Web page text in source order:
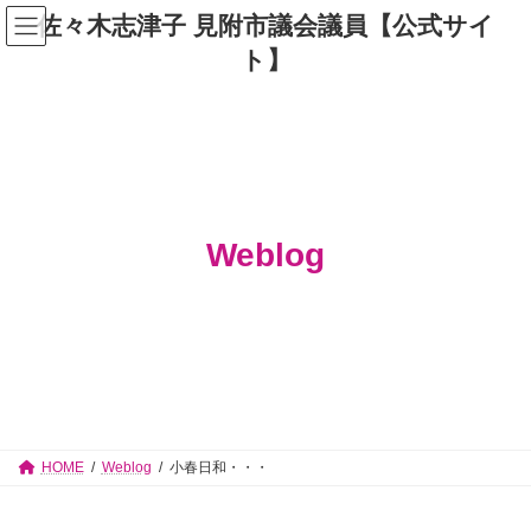
コ
ン
テ
ナ
ビ
ゲ
佐々木志津子 見附市議会議員【公式サイ
ト】
Weblog
HOME Weblog 小春日和・・・